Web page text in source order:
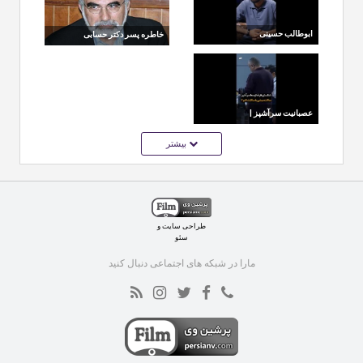
ابوطالب حسینی
از خندوانه تا جیمی جام،
مسیر شهرت این کمدین
خاطره پسر دکتر حسابی
عصبانیت سرآشپز |
بیشتر
طراحی سایتو
سئو
مارا در شبکه های اجتماعی دنبال کنید